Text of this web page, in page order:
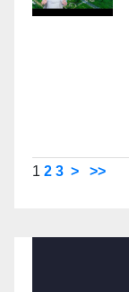
1 2 3 > >>